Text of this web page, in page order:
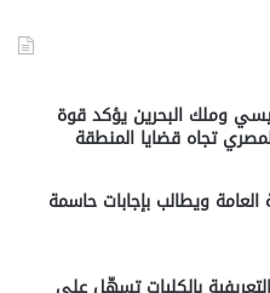
وملك البحرين يؤكد قوة
تجاه قضايا المنطقة
العامة ويطالب بإجابات حاسمة